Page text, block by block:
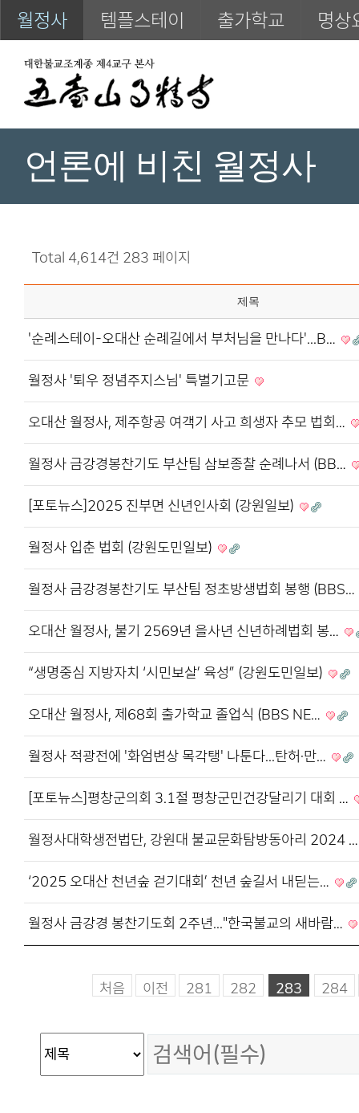
월정사 템플스테이 출가학교 명상
언론에 비친 월정사
Total 4,614건 283 페이지
제목
'순례스테이-오대산 순례길에서 부처님을 만나다'...B…
월정사 '퇴우 정념주지스님' 특별기고문
오대산 월정사, 제주항공 여객기 사고 희생자 추모 법회…
월정사 금강경봉찬기도 부산팀 삼보종찰 순례나서 (BB…
[포토뉴스]2025 진부면 신년인사회 (강원일보)
월정사 입춘 법회 (강원도민일보)
월정사 금강경봉찬기도 부산팀 정초방생법회 봉행 (BBS…
오대산 월정사, 불기 2569년 을사년 신년하례법회 봉…
“생명중심 지방자치 ‘시민보살’ 육성” (강원도민일보)
오대산 월정사, 제68회 출가학교 졸업식 (BBS NE…
월정사 적광전에 '화엄변상 목각탱' 나툰다...탄허·만…
[포토뉴스]평창군의회 3.1절 평창군민건강달리기 대회 …
월정사대학생전법단, 강원대 불교문화탐방동아리 2024
‘2025 오대산 천년숲 걷기대회’ 천년 숲길서 내딛는…
월정사 금강경 봉찬기도회 2주년..."한국불교의 새바람…
처음 이전 281 282 283 284